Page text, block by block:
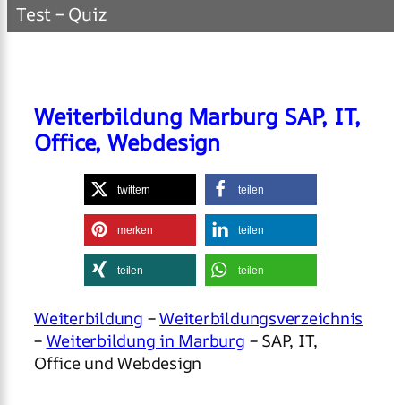
Test – Quiz
Weiterbildung Marburg SAP, IT,
Office, Webdesign
twittern teilen
merken teilen
teilen teilen
Weiterbildung –Weiterbildungsverzeichnis
–Weiterbildung in Marburg – SAP, IT,
Office und Webdesign